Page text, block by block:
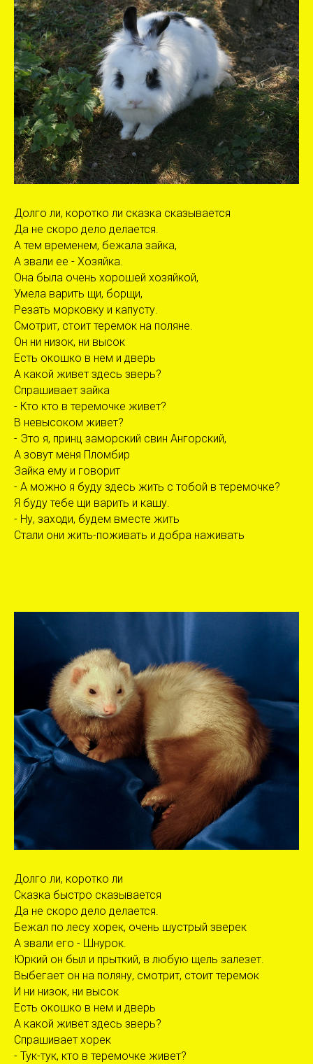
Долго ли, коротко ли сказка сказывается
Да не скоро дело делается.
А тем временем, бежала зайка,
А звали ее - Хозяйка.
Она была очень хорошей хозяйкой,
Умела варить щи, борщи,
Резать морковку и капусту.
Смотрит, стоит теремок на поляне.
Он ни низок, ни высок
Есть окошко в нем и дверь
А какой живет здесь зверь?
Спрашивает зайка
- Кто кто в теремочке живет?
В невысоком живет?
- Это я, принц заморский свин Ангорский,
А зовут меня Пломбир
Зайка ему и говорит
- А можно я буду здесь жить с тобой в теремочке?
Я буду тебе щи варить и кашу.
- Ну, заходи, будем вместе жить
Стали они жить-поживать и добра наживать
Долго ли, коротко ли
Сказка быстро сказывается
Да не скоро дело делается.
Бежал по лесу хорек, очень шустрый зверек
А звали его - Шнурок.
Юркий он был и прыткий, в любую щель залезет.
Выбегает он на поляну, смотрит, стоит теремок
И ни низок, ни высок
Есть окошко в нем и дверь
А какой живет здесь зверь?
Спрашивает хорек
- Тук-тук, кто в теремочке живет?